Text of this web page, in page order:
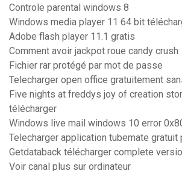
Controle parental windows 8
Windows media player 11 64 bit
Adobe flash player 11.1 gratis
Comment avoir jackpot roue candy crush
Fichier rar protégé par mot de passe
Telecharger open office gratuitement
Five nights at freddys joy of creation
télécharger
Windows live mail windows 10 error
Telecharger application tubemate gratuit
Getdataback télécharger complete
Voir canal plus sur ordinateur